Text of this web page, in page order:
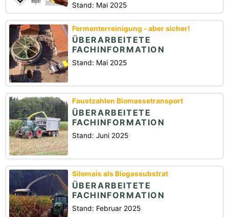
Stand: Mai 2025
Fermenterreinigung - aber sicher!
ÜBERARBEITETE
FACHINFORMATION
Stand: Mai 2025
Faustzahlen Biomassetransport
ÜBERARBEITETE
FACHINFORMATION
Stand: Juni 2025
Silomais als Biogassubstrat
ÜBERARBEITETE
FACHINFORMATION
Stand: Februar 2025